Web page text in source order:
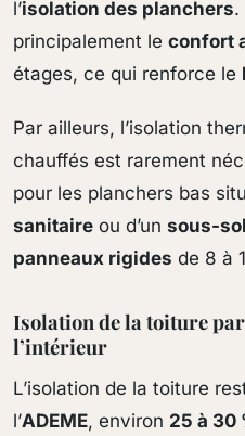
l’isolation des planchers.
principalement le confort
étages, ce qui renforce le
Par ailleurs, l’isolation
chauffés est rarement
pour les planchers bas
sanitaire ou d’un sous-sol
panneaux rigides de 8 à
Isolation de la toiture
l’intérieur
L’isolation de la toiture
l’ADEME, environ 25 à 30